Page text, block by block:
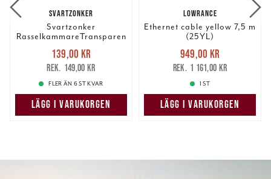
SVARTZONKER
Svartzonker
RasselkammareTransparen
Nuvarande pris
139,00 krTidigare pris
149,00 kr
139,00 kr
149,00 kr
FLER ÄN 6 ST KVAR
LÄGG I VARUKORGEN
LOWRANCE
Ethernet cable yellow 7,5 m
(25YL)
Nuvarande pris
949,00 krTidigare pris
1 161,00 kr
949,00 kr
1 161,00 kr
1 ST
LÄGG I VARUKORGEN